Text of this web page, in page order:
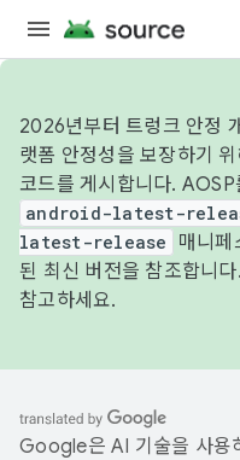
2026년부터 트렁크 안정
랫폼 안정성을 보장하기
코드를 게시합니다.
android-latest-
latest-release
매니페
된 최신 버전을 참조합니
참고하세요.
Google은 AI 기술을 사용